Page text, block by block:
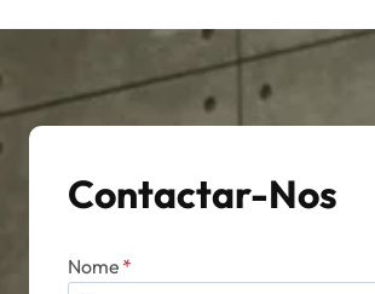
Contactar-Nos
Nome *